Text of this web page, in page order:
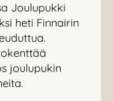
Joulupukki
heti Finnairin
joulupukin